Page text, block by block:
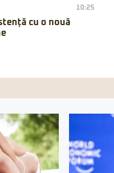
10:25
cu o nouă